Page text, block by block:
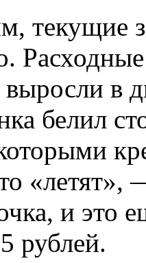
текущие
в
белил
и это
рублей.